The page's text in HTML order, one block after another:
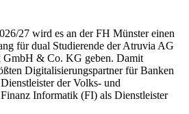
27 wird es an der FH Münster einen
für dual Studierende der Atruvia AG
GmbH & Co. KG geben. Damit
Digitalisierungspartner für Banken
der Volks- und
Informatik (FI) als Dienstleister